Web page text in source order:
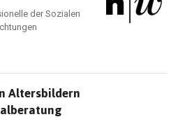
der Sozialen
Altersbildern